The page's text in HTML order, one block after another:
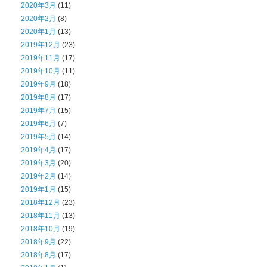
2020年3月 (11)
2020年2月 (8)
2020年1月 (13)
2019年12月 (23)
2019年11月 (17)
2019年10月 (11)
2019年9月 (18)
2019年8月 (17)
2019年7月 (15)
2019年6月 (7)
2019年5月 (14)
2019年4月 (17)
2019年3月 (20)
2019年2月 (14)
2019年1月 (15)
2018年12月 (23)
2018年11月 (13)
2018年10月 (19)
2018年9月 (22)
2018年8月 (17)